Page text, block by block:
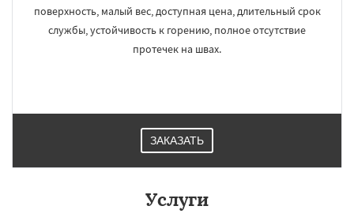
поверхность, малый вес, доступная цена, длительный срок
службы, устойчивость к горению, полное отсутствие
протечек на швах.
ЗАКАЗАТЬ
Услуги